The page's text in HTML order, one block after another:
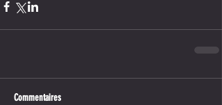
Commentaires